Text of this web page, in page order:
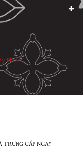
Planet
TRƯNG CẤP NGÀY